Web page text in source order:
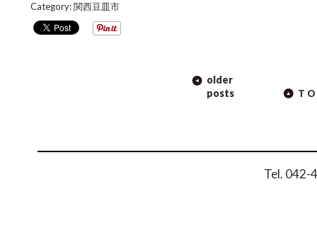
Category:関西豆皿市
older
posts
Tel. 042-